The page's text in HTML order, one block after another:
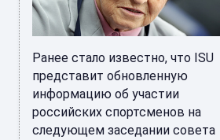
Ранее стало известно, что ISU
представит обновленную
информацию об участии
российских спортсменов на
следующем заседании совета